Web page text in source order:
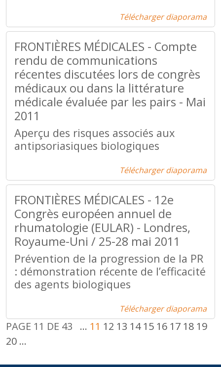
Télécharger diaporama
FRONTIÈRES MÉDICALES - Compte
rendu de communications
récentes discutées lors de congrès
médicaux ou dans la littérature
médicale évaluée par les pairs - Mai
2011
Aperçu des risques associés aux
antipsoriasiques biologiques
Télécharger diaporama
FRONTIÈRES MÉDICALES - 12e
Congrès européen annuel de
rhumatologie (EULAR) - Londres,
Royaume-Uni / 25-28 mai 2011
Prévention de la progression de la PR
: démonstration récente de l’efficacité
des agents biologiques
Télécharger diaporama
PAGE 11 DE 43 ... 11 12 13 14 15 16 17 18 19
20 ...